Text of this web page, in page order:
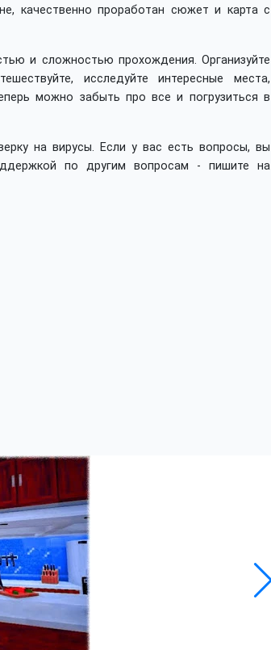
качественно проработан сюжет и карта с
и сложностью прохождения. Организуйте
исследуйте интересные места,
можно забыть про все и погрузиться в
на вирусы. Если у вас есть вопросы, вы
по другим вопросам - пишите на